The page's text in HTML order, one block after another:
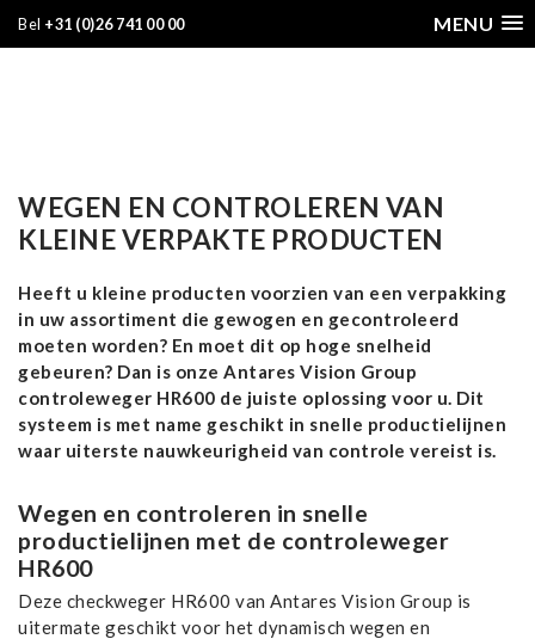
MENU
Bel +31 (0)26 741 00 00
WEGEN EN CONTROLEREN VAN
KLEINE VERPAKTE PRODUCTEN
Heeft u kleine producten voorzien van een verpakking
in uw assortiment die gewogen en gecontroleerd
moeten worden? En moet dit op hoge snelheid
gebeuren? Dan is onze Antares Vision Group
controleweger HR600 de juiste oplossing voor u. Dit
systeem is met name geschikt in snelle productielijnen
waar uiterste nauwkeurigheid van controle vereist is.
Wegen en controleren in snelle
productielijnen met de controleweger
HR600
Deze checkweger HR600 van Antares Vision Group is
uitermate geschikt voor het dynamisch wegen en